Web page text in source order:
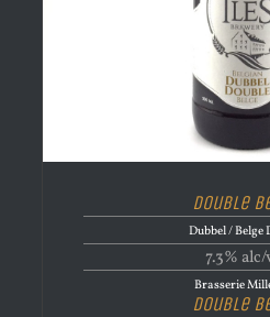
Double
Dubbel / Belge
7.3%
Brasserie
Double